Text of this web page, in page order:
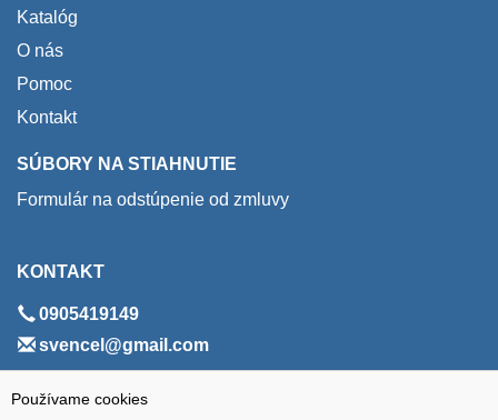
Používame cookies
Katalóg
O nás
Pomoc
Kontakt
SÚBORY NA STIAHNUTIE
Formulár na odstúpenie od zmluvy
KONTAKT
0905419149
svencel@gmail.com
ADRESA